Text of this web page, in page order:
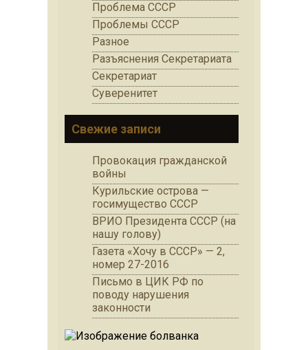
Проблема СССР
Проблемы СССР
Разное
Разъяснения Секретариата
Секретариат
Суверенитет
Свежие записи
Провокация гражданской
войны
Курильские острова —
госимущество СССР
ВРИО Президента СССР (на
нашу голову)
Газета «Хочу в СССР» — 2,
номер 27-2016
Письмо в ЦИК РФ по
поводу нарушения
законности